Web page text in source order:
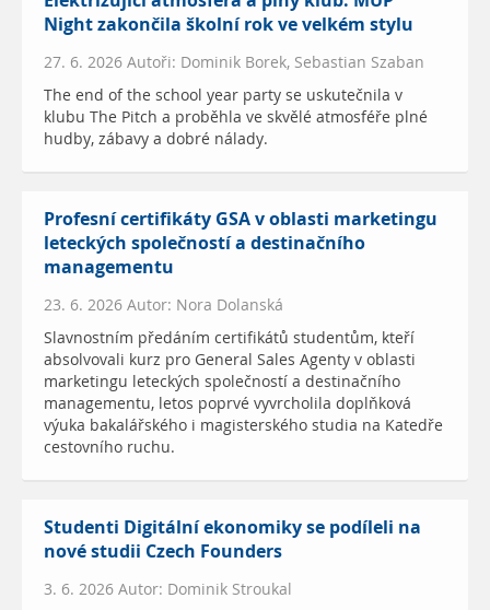
Night zakončila školní rok ve velkém stylu
27. 6. 2026 Autoři: Dominik Borek, Sebastian Szaban
The end of the school year party se uskutečnila v
klubu The Pitch a proběhla ve skvělé atmosféře plné
hudby, zábavy a dobré nálady.
Profesní certifikáty GSA v oblasti marketingu
leteckých společností a destinačního
managementu
23. 6. 2026 Autor: Nora Dolanská
Slavnostním předáním certifikátů studentům, kteří
absolvovali kurz pro General Sales Agenty v oblasti
marketingu leteckých společností a destinačního
managementu, letos poprvé vyvrcholila doplňková
výuka bakalářského i magisterského studia na Katedře
cestovního ruchu.
Studenti Digitální ekonomiky se podíleli na
nové studii Czech Founders
3. 6. 2026 Autor: Dominik Stroukal